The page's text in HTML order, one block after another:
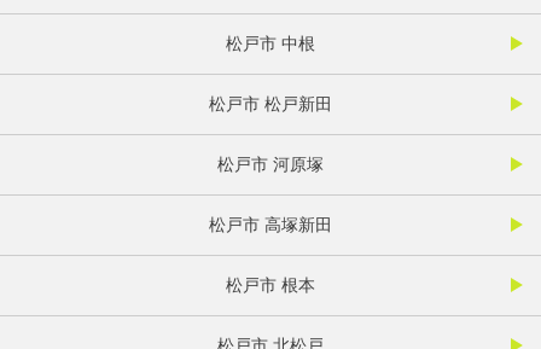
松戸市 中根
松戸市 松戸新田
松戸市 河原塚
松戸市 高塚新田
松戸市 根本
松戸市 北松戸